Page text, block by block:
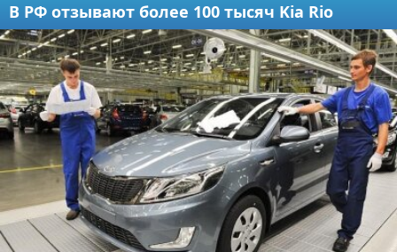
В РФ отзывают более 100 тысяч Kia Rio